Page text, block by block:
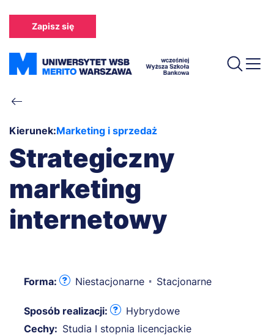
treści
Zapisz się
Ścieżka
nawigacyjna
Kierunek:Marketing i sprzedaż
Strategiczny
marketing
internetowy
Forma: Niestacjonarne Stacjonarne
Sposób realizacji:
Hybrydowe
Cechy: Studia I stopnia licencjackie